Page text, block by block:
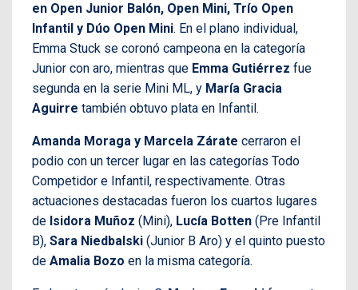
en Open Junior Balón, Open Mini, Trío Open
Infantil y Dúo Open Mini. En el plano individual,
Emma Stuck se coronó campeona en la categoría
Junior con aro, mientras que Emma Gutiérrez fue
segunda en la serie Mini ML, y María Gracia
Aguirre también obtuvo plata en Infantil.
Amanda Moraga y Marcela Zárate cerraron el
podio con un tercer lugar en las categorías Todo
Competidor e Infantil, respectivamente. Otras
actuaciones destacadas fueron los cuartos lugares
de Isidora Muñoz (Mini), Lucía Botten (Pre Infantil
B), Sara Niedbalski (Junior B Aro) y el quinto puesto
de Amalia Bozo en la misma categoría.